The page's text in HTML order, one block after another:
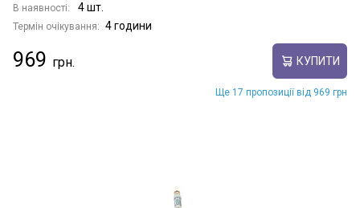
В наявності: 4 шт.
Термін очікування: 4 години
969 КУПИТИ
Ще 17 пропозиції від 969 грн